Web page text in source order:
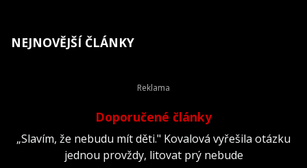
NEJNOVĚJŠÍ ČLÁNKY
Doporučené články
„Slavím, že nebudu mít děti." Kovalová vyřešila otázku
jednou provždy, litovat prý nebude